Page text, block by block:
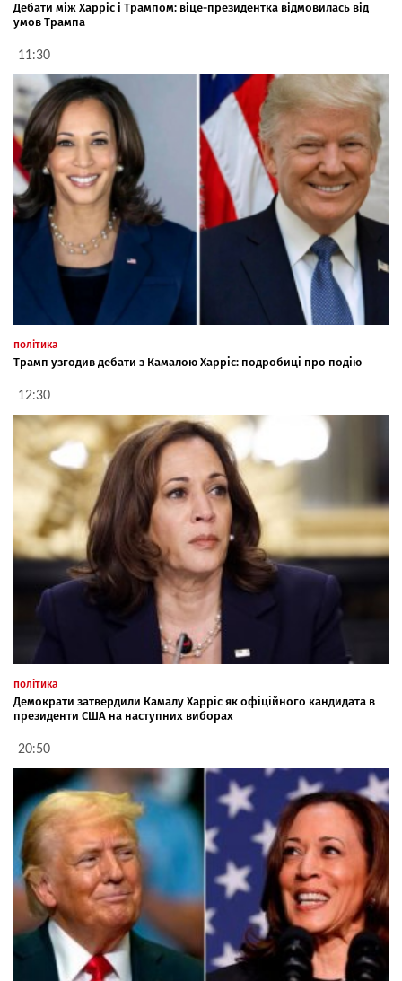
Дебати між Харріс і Трампом: віце-президентка відмовилась від
умов Трампа
11:30
політика
Трамп узгодив дебати з Камалою Харріс: подробиці про подію
12:30
політика
Демократи затвердили Камалу Харріс як офіційного кандидата в
президенти США на наступних виборах
20:50